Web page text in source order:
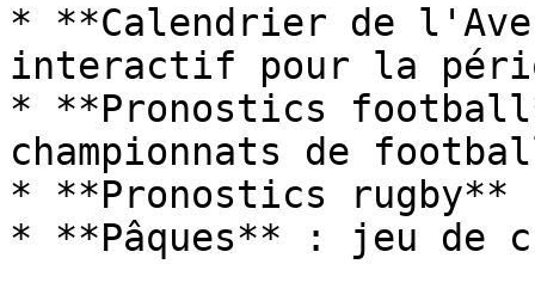
* **Calendrier de
interactif pour la
* **Pronostics
championnats de
* **Pronostics
* **Pâques** : jeu de